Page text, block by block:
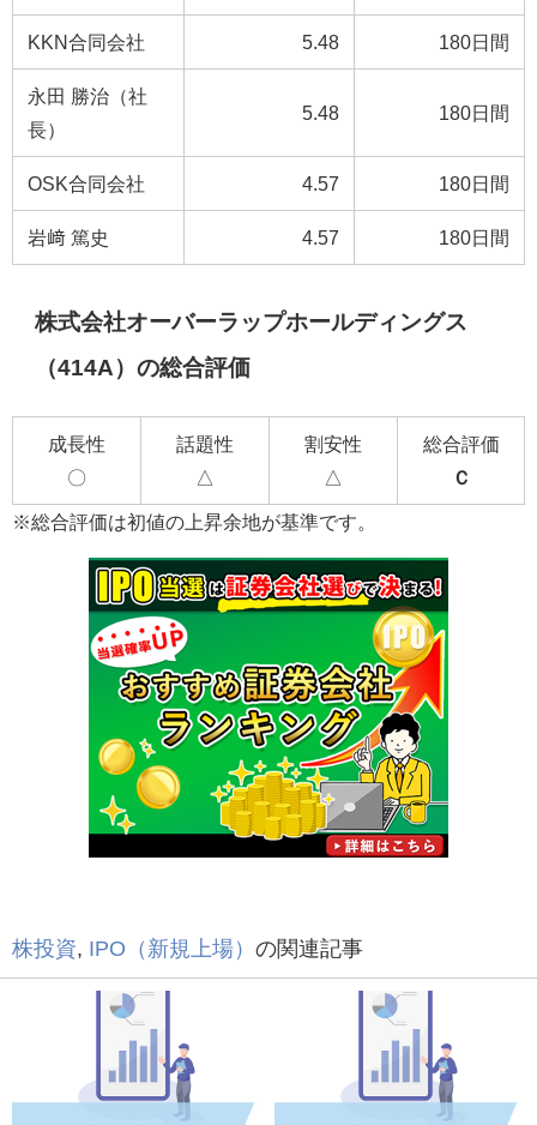
KKN合同会社 5.48 180日間
永田 勝治（社
長）
5.48 180日間
OSK合同会社 4.57 180日間
岩﨑 篤史 4.57 180日間
株式会社オーバーラップホールディングス
（414A）の総合評価
成長性
〇
話題性
△
割安性
△
総合評価
Ｃ
※総合評価は初値の上昇余地が基準です。
株投資, IPO（新規上場） の関連記事